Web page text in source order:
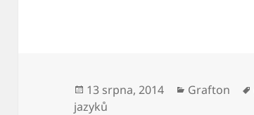
Publikováno:
13 srpna, 2014 Rubriky:
Grafton
jazyků